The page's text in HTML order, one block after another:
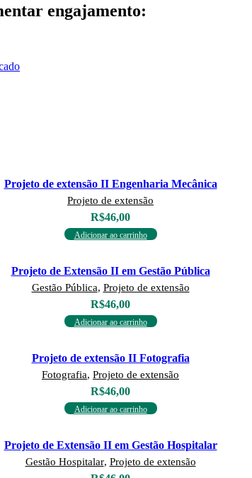
engajamento:
Projeto de extensão II Engenharia Mecânica
Projeto de extensão
R$46,00
Adicionar ao carrinho
Projeto de Extensão II em Gestão Pública
Gestão Pública, Projeto de extensão
R$46,00
Adicionar ao carrinho
Projeto de extensão II Fotografia
Fotografia, Projeto de extensão
R$46,00
Adicionar ao carrinho
Projeto de Extensão II em Gestão Hospitalar
Gestão Hospitalar, Projeto de extensão